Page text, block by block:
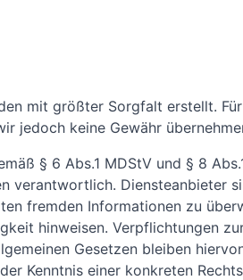
mit größter Sorgfalt erstellt.
jedoch keine Gewähr
§ 6 Abs.1 MDStV und § 8
verantwortlich. Diensteanbieter
fremden Informationen zu
hinweisen. Verpflichtungen
Gesetzen bleiben
Kenntnis einer konkreten